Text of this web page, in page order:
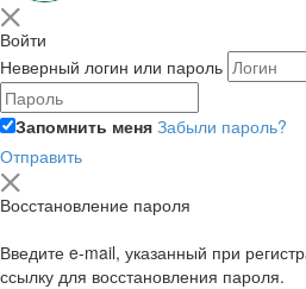
Войти
Неверный логин или пароль
Запомнить меня Забыли пароль?
Отправить
Восстановление пароля
Введите e-mail, указанный при
ссылку для восстановления пароля.